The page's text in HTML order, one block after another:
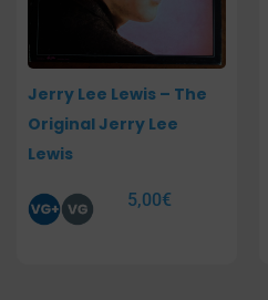
Jerry Lee Lewis – The
Original Jerry Lee
Lewis
5,00€